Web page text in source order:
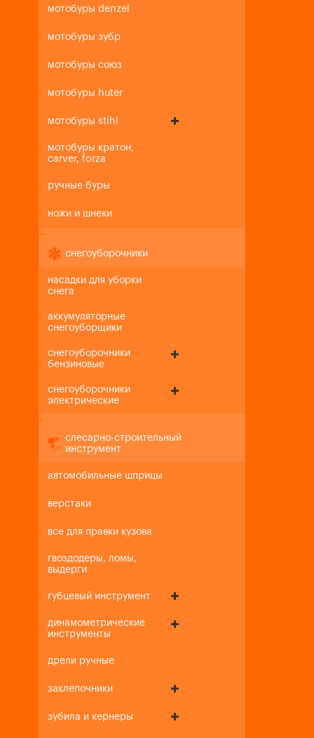
мотобуры denzel
мотобуры зубр
мотобуры союз
мотобуры huter
мотобуры stihl
мотобуры кратон,
carver, forza
ручные буры
ножи и шнеки
+-
снегоуборочники
насадки для уборки
снега
аккумуляторные
снегоуборщики
снегоуборочники
бензиновые
снегоуборочники
электрические
+-
слесарно-строительный
инструмент
автомобильные шприцы
верстаки
все для правки кузова
гвоздодеры, ломы,
выдерги
губцевый инструмент
динамометрические
инструменты
дрели ручные
заклепочники
зубила и кернеры